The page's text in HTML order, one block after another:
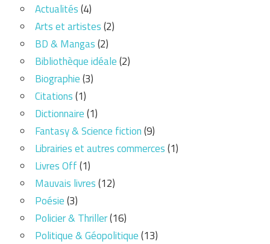
Actualités(4)
Arts et artistes(2)
BD & Mangas(2)
Bibliothèque idéale(2)
Biographie(3)
Citations(1)
Dictionnaire(1)
Fantasy & Science fiction(9)
Librairies et autres commerces(1)
Livres Off(1)
Mauvais livres(12)
Poésie(3)
Policier & Thriller(16)
Politique & Géopolitique(13)